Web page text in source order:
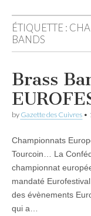
ÉTIQUETTE :
BANDS
Brass
by Gazette des Cuivres •
Championnats
Tourcoin… La
championnat
mandaté
des évènements
qui a…